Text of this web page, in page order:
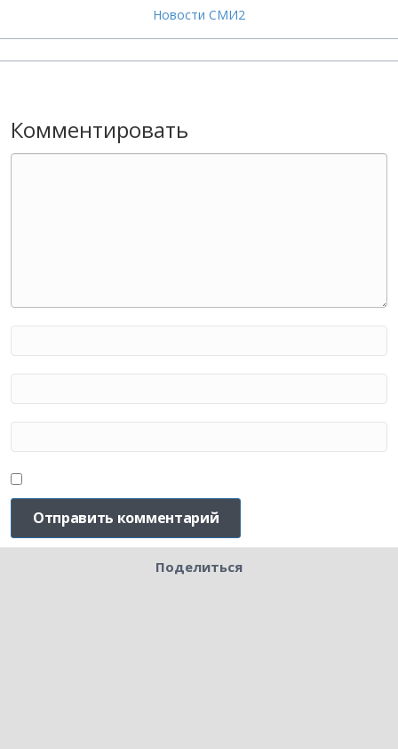
Новости СМИ2
Комментировать
Поделиться